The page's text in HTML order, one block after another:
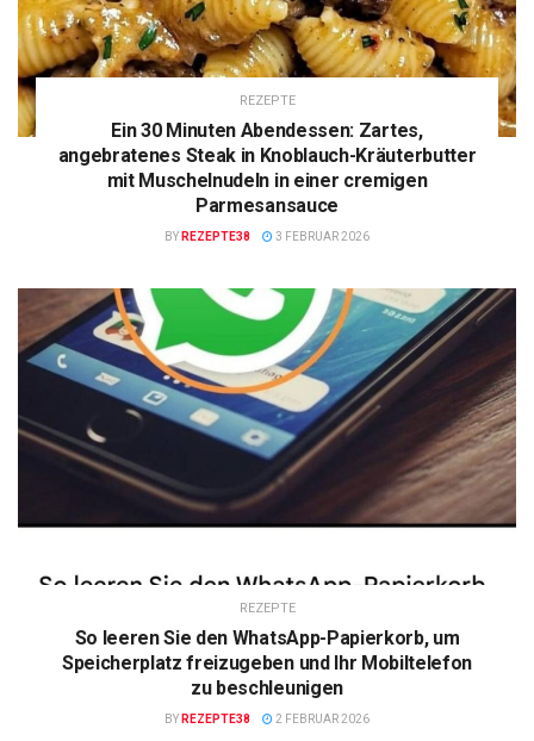
REZEPTE
Ein 30 Minuten Abendessen: Zartes,
angebratenes Steak in Knoblauch-Kräuterbutter
mit Muschelnudeln in einer cremigen
Parmesansauce
BY REZEPTE38 3 FEBRUAR 2026
REZEPTE
So leeren Sie den WhatsApp-Papierkorb, um
Speicherplatz freizugeben und Ihr Mobiltelefon
zu beschleunigen
BY REZEPTE38 2 FEBRUAR 2026